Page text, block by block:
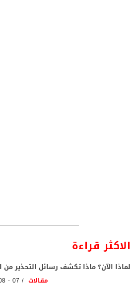
الاكثر قراءة
لماذا الآن؟ ماذا تكشف رسائل التحذير
مقالات 07 - 08 - 2026